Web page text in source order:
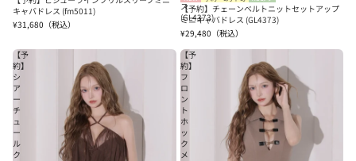
キャバドレス (fm5011)
¥31,680 （税込）
ス
(GL4373)
【予約】チェーンベルトニットセットアップ
ミニキャバドレス (GL4373)
¥29,480 （税込）
【予
約】
シ
ア
ー
チ
ュ
ー
ル
ク
【予
約】
フ
ロ
ン
ト
ホ
ッ
ク
メ